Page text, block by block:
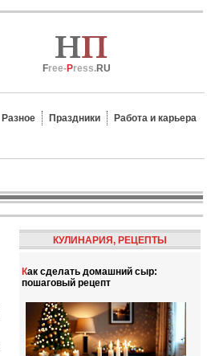
Free-Press.RU
Разное Праздники
Работа и карьера
КУЛИНАРИЯ, РЕЦЕПТЫ
Как сделать домашний сыр:
пошаговый рецепт